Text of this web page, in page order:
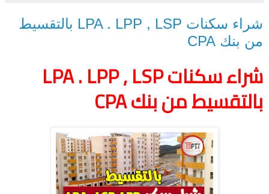
شراء سكنات LPA . LPP , LSP بالتقسيط
من بنك CPA
بالتقسيط من بنك CPA